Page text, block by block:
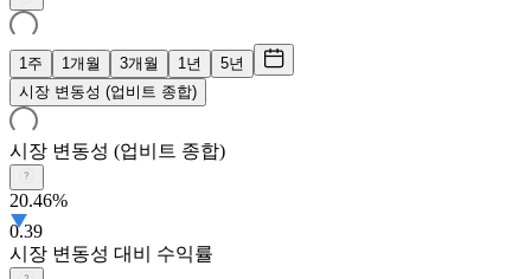
1주 1개월 3개월 1년
5년
시장 변동성 (업비트 종합)
시장 변동성 (업비트 종합)
20.46%
0.39
시장 변동성 대비 수익률